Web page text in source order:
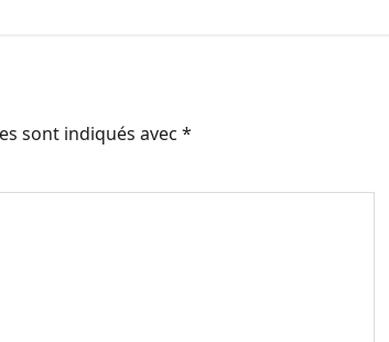
sont indiqués avec *